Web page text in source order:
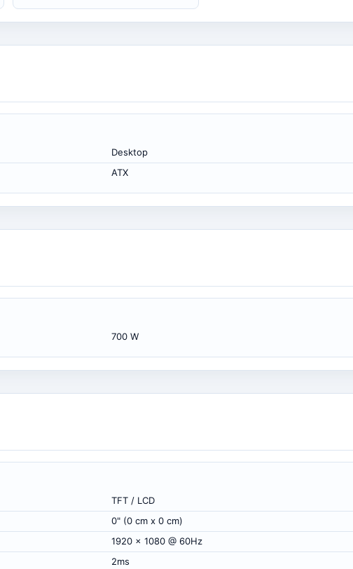
Desktop
ATX
700 W
TFT / LCD
0" (0 cm x 0 cm)
1920 x 1080 @ 60Hz
2ms